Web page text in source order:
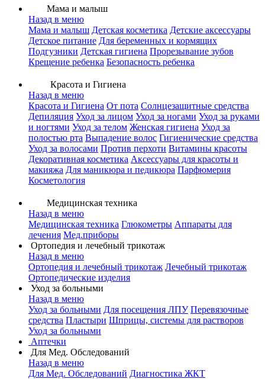
Мама и малыш
Назад в меню
Мама и малыш Детская косметика Детские аксессуары
Детское питание Для беременных и кормящих
Подгузники Детская гигиена Прорезывание зубов
Крещение ребенка Безопасность ребенка
Красота и Гигиена
Назад в меню
Красота и Гигиена От пота Солнцезащитные средства
Депиляция Уход за лицом Уход за ногами Уход за руками
и ногтями Уход за телом Женская гигиена Уход за
полостью рта Выпадение волос Гигиенические средства
Уход за волосами Против перхоти Витамины красоты
Декоративная косметика Аксессуары для красоты и
макияжа Для маникюра и педикюра Парфюмерия
Косметология
Медицинская техника
Назад в меню
Медицинская техника Глюкометры Аппараты для
лечения Мед.приборы
Ортопедия и лечебный трикотаж
Назад в меню
Ортопедия и лечебный трикотаж Лечебный трикотаж
Ортопедические изделия
Уход за больными
Назад в меню
Уход за больными Для посещения ЛПУ Перевязочные
средства Пластыри Шприцы, системы для растворов
Уход за больными
Аптечки
Для Мед. Обследований
Назад в меню
Для Мед. Обследований Диагностика ЖКТ